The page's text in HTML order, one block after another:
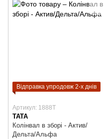
Відправка упродовж 2-х днів
Артикул: 1888T
TATA
Колінвал в зборі - Актив/
Дельта/Альфа